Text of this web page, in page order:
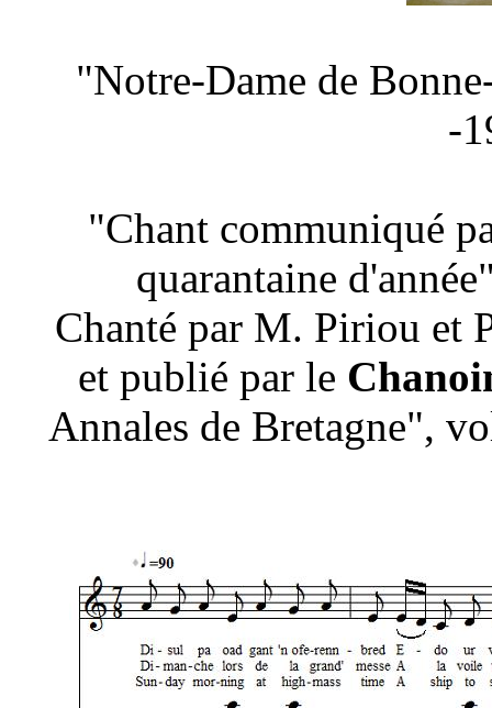
"Notre-Dame de
-
"Chant communiqué
quarantaine
Chanté par M. Piriou et
et publié par le
Annales de Bretagne",